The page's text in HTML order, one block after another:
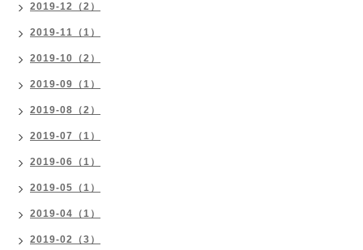
2019-12（2）
2019-11（1）
2019-10（2）
2019-09（1）
2019-08（2）
2019-07（1）
2019-06（1）
2019-05（1）
2019-04（1）
2019-02（3）